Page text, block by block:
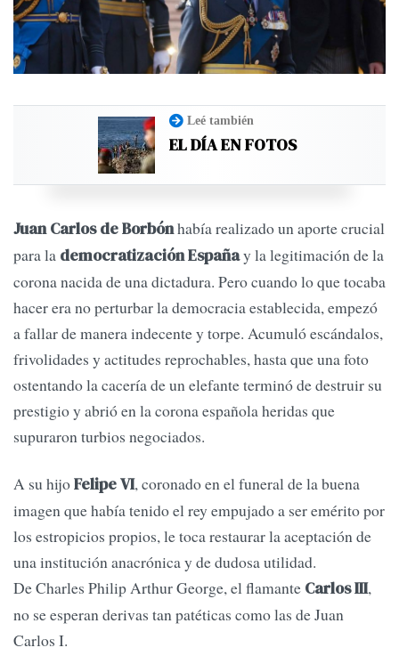
Leé también
EL DÍA EN FOTOS
Juan Carlos de Borbónhabía realizado un aporte crucial
para la democratización Españay la legitimación de la
corona nacida de una dictadura. Pero cuando lo que tocaba
hacer era no perturbar la democracia establecida, empezó
a fallar de manera indecente y torpe. Acumuló escándalos,
frivolidades y actitudes reprochables, hasta que una foto
ostentando la cacería de un elefante terminó de destruir su
prestigio y abrió en la corona española heridas que
supuraron turbios negociados.
A su hijoFelipe VI, coronado en el funeral de la buena
imagen que había tenido el rey empujado a ser emérito por
los estropicios propios, le toca restaurar la aceptación de
una institución anacrónica y de dudosa utilidad.
De Charles Philip Arthur George, el flamante Carlos III,
no se esperan derivas tan patéticas como las de Juan
Carlos I.